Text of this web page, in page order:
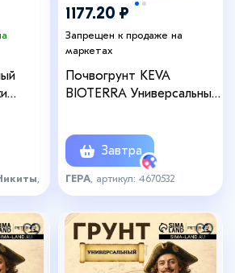
1177.20 ₽
Запрещен к продаже на
маркетах
Почвогрунт KEVA
BIOTERRA Универсальный,
Завтра
ГЕРА , артикул: 4670532